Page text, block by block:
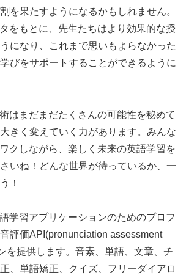
を果たすようになるかもしれません。
をもとに、先生たちはより効果的な授
になり、これまで思いもよらなかった
びをサポートすることができるように
はまだまだたくさんの可能性を秘めて
きく変えていく力があります。みんな
クしながら、楽しく未来の英語学習を
いね！どんな世界が待っているか、一
！
学習アプリケーションのためのプロフ
評価API(pronunciation assessment
を提供します。音素、単語、文章、チ
、単語矯正、クイズ、フリーダイアロ